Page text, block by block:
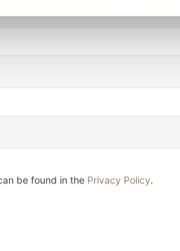
be found in the Privacy Policy.